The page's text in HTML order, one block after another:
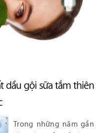
dầu gội sữa tắm thiên
Trong những năm gần